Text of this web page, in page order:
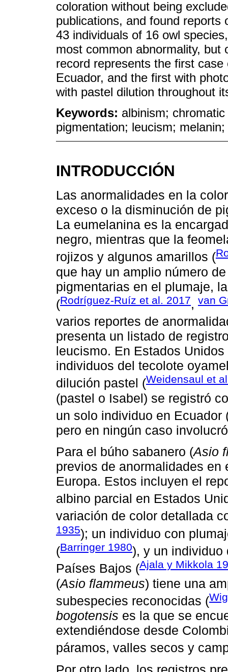
coloration without being
publications, and found reports
43 individuals of 16 owl
most common abnormality, but
record represents the first
Ecuador, and the first with
with pastel dilution throughout
Keywords: albinism;
pigmentation; leucism;
INTRODUCCIÓN
Las anormalidades en la
exceso o la disminución de
La eumelanina es la
negro, mientras que la
rojizos y algunos amarillos (
que hay un amplio número
pigmentarias en el plumaje,
(Rodríguez-Ruíz et al. 2017, van
varios reportes de
presenta un listado de
leucismo. En Estados
individuos del tecolote
dilución pastel (Weidensaul et
(pastel o Isabel) se registró
un solo individuo en Ecuador
pero en ningún caso
Para el búho sabanero (Asio
previos de anormalidades en
Europa. Estos incluyen el
albino parcial en Estados
variación de color detallada
1935); un individuo con
(Barringer 1980), y un individuo
Países Bajos (Ajala y Mikkola
(Asio flammeus) tiene una
subespecies reconocidas (
bogotensis es la que se
extendiéndose desde
páramos, valles secos y